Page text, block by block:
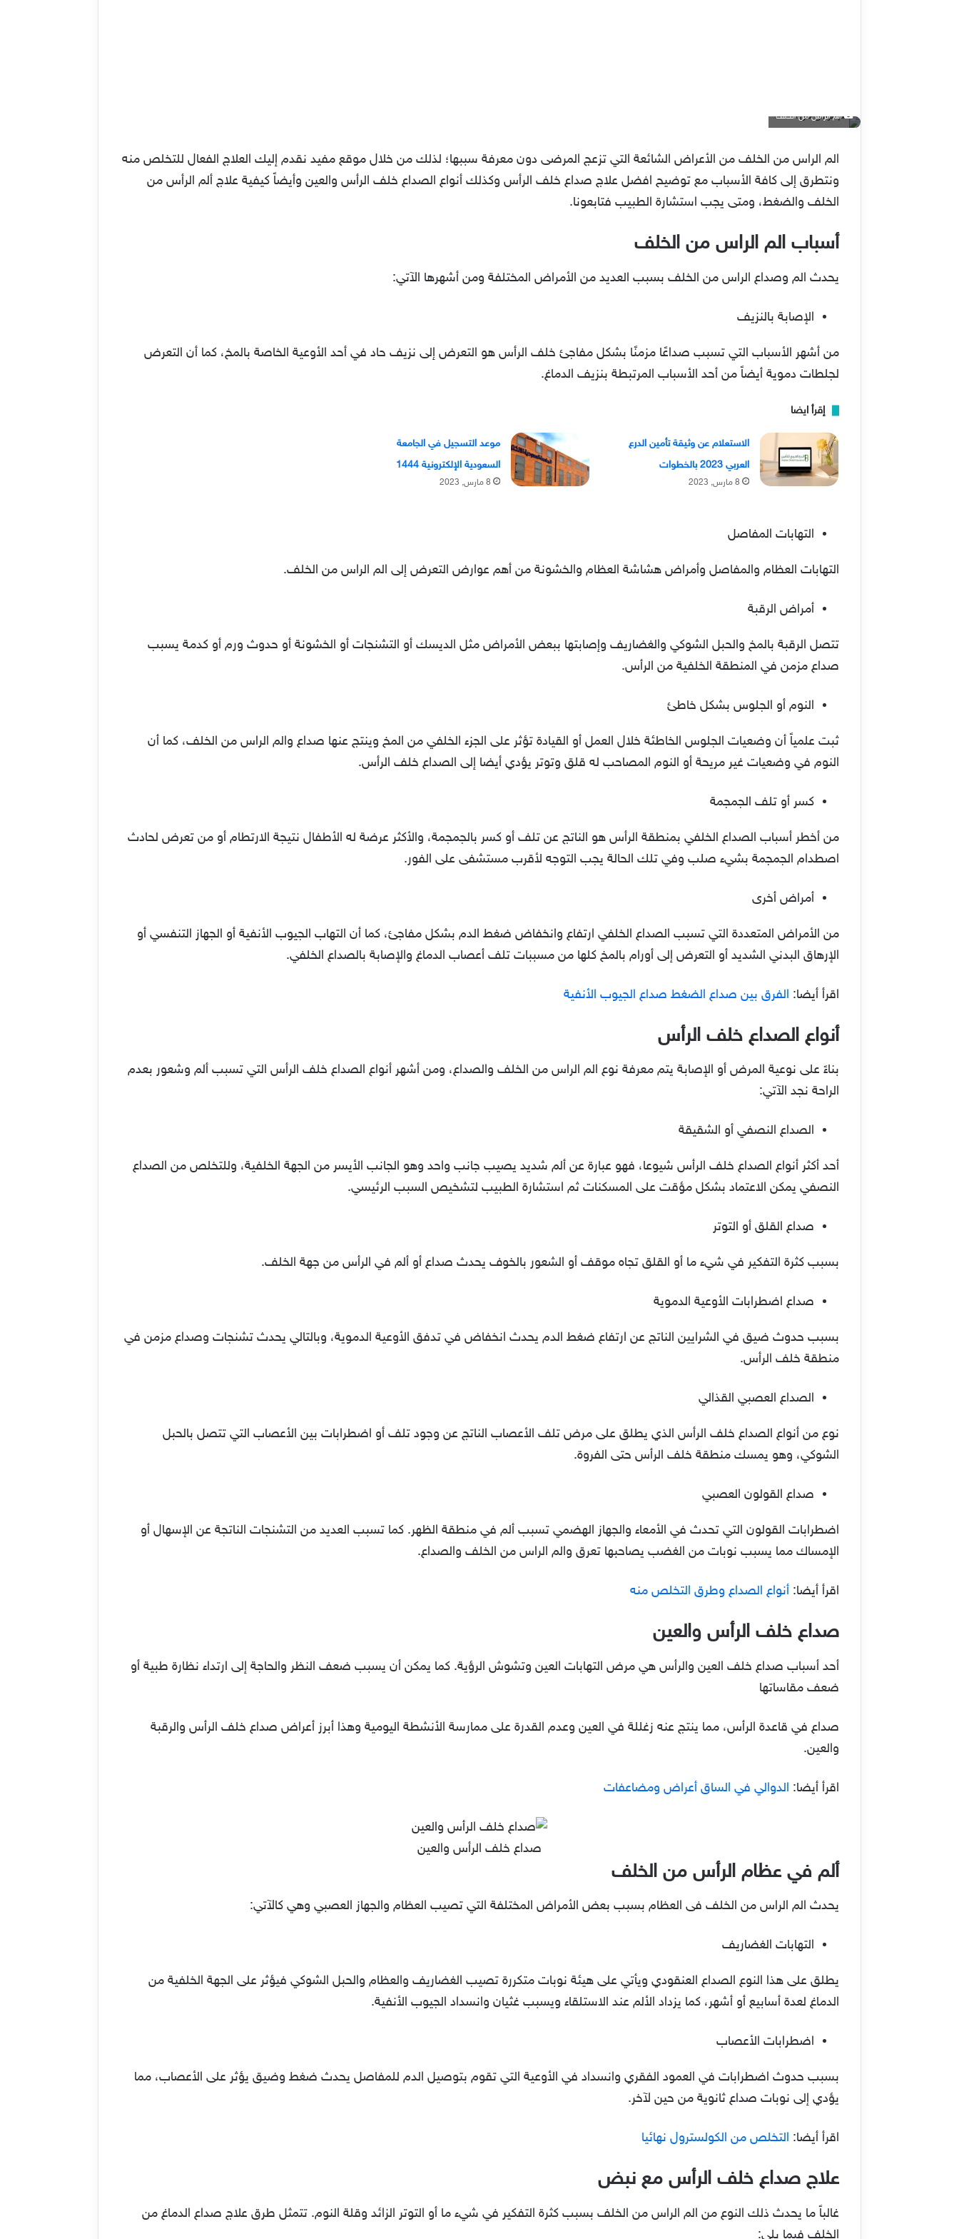
الم الراس من الخلف
الم الراس من الخلف من الأعراض الشائعة التي تزعج المرضى دون معرفة سببها؛ لذلك من خلال موقع مفيد نقدم إليك العلاج الفعال للتخلص منه
ونتطرق إلى كافة الأسباب مع توضيح افضل علاج صداع خلف الرأس وكذلك أنواع الصداع خلف الرأس والعين وأيضاً كيفية علاج ألم الرأس من
الخلف والضغط، ومتى يجب استشارة الطبيب فتابعونا.
أسباب الم الراس من الخلف
يحدث الم وصداع الراس من الخلف بسبب العديد من الأمراض المختلفة ومن أشهرها الآتي:
الإصابة بالنزيف
من أشهر الأسباب التي تسبب صداعًا مزمنًا بشكل مفاجئ خلف الرأس هو التعرض إلى نزيف حاد في أحد الأوعية الخاصة بالمخ، كما أن التعرض
لجلطات دموية أيضاً من أحد الأسباب المرتبطة بنزيف الدماغ.
إقرأ ايضا
الاستعلام عن وثيقة تأمين الدرع
العربي 2023 بالخطوات
8 مارس, 2023
موعد التسجيل في الجامعة
السعودية الإلكترونية 1444
8 مارس, 2023
التهابات المفاصل
التهابات العظام والمفاصل وأمراض هشاشة العظام والخشونة من أهم عوارض التعرض إلى الم الراس من الخلف.
أمراض الرقبة
تتصل الرقبة بالمخ والحبل الشوكي والغضاريف وإصابتها ببعض الأمراض مثل الديسك أو التشنجات أو الخشونة أو حدوث ورم أو كدمة يسبب
صداع مزمن في المنطقة الخلفية من الرأس.
النوم أو الجلوس بشكل خاطئ
ثبت علمياً أن وضعيات الجلوس الخاطئة خلال العمل أو القيادة تؤثر على الجزء الخلفي من المخ وينتج عنها صداع والم الراس من الخلف، كما أن
النوم في وضعيات غير مريحة أو النوم المصاحب له قلق وتوتر يؤدي أيضا إلى الصداع خلف الرأس.
كسر أو تلف الجمجمة
من أخطر أسباب الصداع الخلفي بمنطقة الرأس هو الناتج عن تلف أو كسر بالجمجمة، والأكثر عرضة له الأطفال نتيجة الارتطام أو من تعرض لحادث
اصطدام الجمجمة بشيء صلب وفي تلك الحالة يجب التوجه لأقرب مستشفى على الفور.
أمراض أخرى
من الأمراض المتعددة التي تسبب الصداع الخلفي ارتفاع وانخفاض ضغط الدم بشكل مفاجئ، كما أن التهاب الجيوب الأنفية أو الجهاز التنفسي أو
الإرهاق البدني الشديد أو التعرض إلى أورام بالمخ كلها من مسببات تلف أعصاب الدماغ والإصابة بالصداع الخلفي.
اقرأ أيضا: الفرق بين صداع الضغط صداع الجيوب الأنفية
أنواع الصداع خلف الرأس
بناءً على نوعية المرض أو الإصابة يتم معرفة نوع الم الراس من الخلف والصداع، ومن أشهر أنواع الصداع خلف الرأس التي تسبب ألم وشعور بعدم
الراحة نجد الآتي:
الصداع النصفي أو الشقيقة
أحد أكثر أنواع الصداع خلف الرأس شيوعا، فهو عبارة عن ألم شديد يصيب جانب واحد وهو الجانب الأيسر من الجهة الخلفية، وللتخلص من الصداع
النصفي يمكن الاعتماد بشكل مؤقت على المسكنات ثم استشارة الطبيب لتشخيص السبب الرئيسي.
صداع القلق أو التوتر
بسبب كثرة التفكير في شيء ما أو القلق تجاه موقف أو الشعور بالخوف يحدث صداع أو ألم في الرأس من جهة الخلف.
صداع اضطرابات الأوعية الدموية
بسبب حدوث ضيق في الشرايين الناتج عن ارتفاع ضغط الدم يحدث انخفاض في تدفق الأوعية الدموية، وبالتالي يحدث تشنجات وصداع مزمن في
منطقة خلف الرأس.
الصداع العصبي القذالي
نوع من أنواع الصداع خلف الرأس الذي يطلق على مرض تلف الأعصاب الناتج عن وجود تلف أو اضطرابات بين الأعصاب التي تتصل بالحبل
الشوكي، وهو يمسك منطقة خلف الرأس حتى الفروة.
صداع القولون العصبي
اضطرابات القولون التي تحدث في الأمعاء والجهاز الهضمي تسبب ألم في منطقة الظهر. كما تسبب العديد من التشنجات الناتجة عن الإسهال أو
الإمساك مما يسبب نوبات من الغضب يصاحبها تعرق والم الراس من الخلف والصداع.
اقرأ أيضا: أنواع الصداع وطرق التخلص منه
صداع خلف الرأس والعين
أحد أسباب صداع خلف العين والرأس هي مرض التهابات العين وتشوش الرؤية. كما يمكن أن يسبب ضعف النظر والحاجة إلى ارتداء نظارة طبية أو
ضعف مقاساتها
صداع في قاعدة الرأس، مما ينتج عنه زغللة في العين وعدم القدرة على ممارسة الأنشطة اليومية وهذا أبرز أعراض صداع خلف الرأس والرقبة
والعين.
اقرأ أيضا: الدوالي في الساق أعراض ومضاعفات
صداع خلف الرأس والعين
ألم في عظام الرأس من الخلف
يحدث الم الراس من الخلف فى العظام بسبب بعض الأمراض المختلفة التي تصيب العظام والجهاز العصبي وهي كالآتي:
التهابات الغضاريف
يطلق على هذا النوع الصداع العنقودي ويأتي على هيئة نوبات متكررة تصيب الغضاريف والعظام والحبل الشوكي فيؤثر على الجهة الخلفية من
الدماغ لعدة أسابيع أو أشهر، كما يزداد الألم عند الاستلقاء ويسبب غثيان وانسداد الجيوب الأنفية.
اضطرابات الأعصاب
بسبب حدوث اضطرابات في العمود الفقري وانسداد في الأوعية التي تقوم بتوصيل الدم للمفاصل يحدث ضغط وضيق يؤثر على الأعصاب، مما
يؤدي إلى نوبات صداع ثانوية من حين لآخر.
اقرأ أيضا: التخلص من الكولسترول نهائيا
علاج صداع خلف الرأس مع نبض
غالباً ما يحدث ذلك النوع من الم الراس من الخلف بسبب كثرة التفكير في شيء ما أو التوتر الزائد وقلة النوم. تتمثل طرق علاج صداع الدماغ من
الخلف فيما يلي: